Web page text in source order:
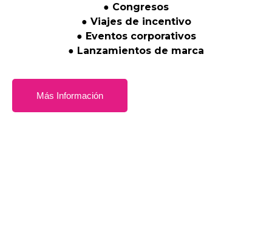
● Congresos
● Viajes de incentivo
● Eventos corporativos
● Lanzamientos de marca
Más Información